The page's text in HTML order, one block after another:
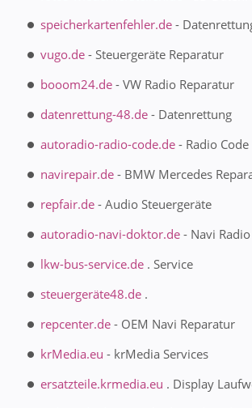
speicherkartenfehler.de -
vugo.de - Steuergeräte Reparatur
booom24.de - VW Radio Reparatur
datenrettung-48.de - Datenrettung
autoradio-radio-code.de - Radio Code
navirepair.de - BMW Mercedes
repfair.de - Audio Steuergeräte
autoradio-navi-doktor.de - Navi
lkw-bus-service.de . Service
steuergeräte48.de .
repcenter.de - OEM Navi Reparatur
krMedia.eu - krMedia Services
ersatzteile.krmedia.eu . Display